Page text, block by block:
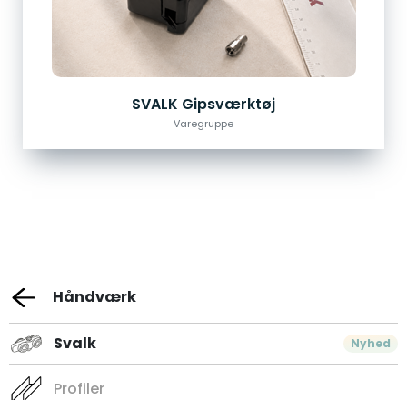
SVALK Gipsværktøj
Varegruppe
Håndværk
Svalk Nyhed
Profiler